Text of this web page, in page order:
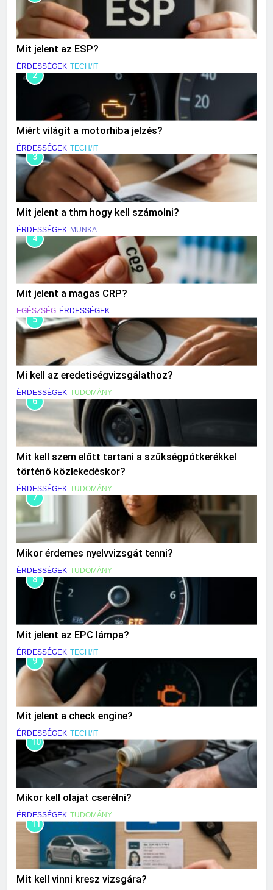
Mit jelent az ESP?
ÉRDESSÉGEK TECH/IT
2
Miért világít a motorhiba jelzés?
ÉRDESSÉGEK TECH/IT
3
Mit jelent a thm hogy kell számolni?
ÉRDESSÉGEK MUNKA
4
Mit jelent a magas CRP?
EGÉSZSÉG ÉRDESSÉGEK
5
Mi kell az eredetiségvizsgálathoz?
ÉRDESSÉGEK TUDOMÁNY
6
Mit kell szem előtt tartani a szükségpótkerékkel
történő közlekedéskor?
ÉRDESSÉGEK TUDOMÁNY
7
Mikor érdemes nyelvvizsgát tenni?
ÉRDESSÉGEK TUDOMÁNY
8
Mit jelent az EPC lámpa?
ÉRDESSÉGEK TECH/IT
9
Mit jelent a check engine?
ÉRDESSÉGEK TECH/IT
10
Mikor kell olajat cserélni?
ÉRDESSÉGEK TUDOMÁNY
11
Mit kell vinni kresz vizsgára?